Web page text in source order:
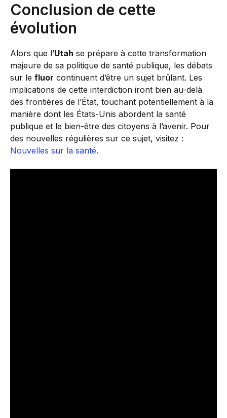
Conclusion de cette
évolution
Alors que l’Utah se prépare à cette transformation
majeure de sa politique de santé publique, les débats
sur le fluor continuent d’être un sujet brûlant. Les
implications de cette interdiction iront bien au-delà
des frontières de l’État, touchant potentiellement à la
manière dont les États-Unis abordent la santé
publique et le bien-être des citoyens à l’avenir. Pour
des nouvelles régulières sur ce sujet, visitez :
Nouvelles sur la santé.